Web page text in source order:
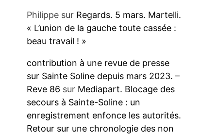
Philippesur Regards. 5 mars. Martelli.
« L’union de la gauche toute cassée :
beau travail ! »
contribution à une revue de presse
sur Sainte Soline depuis mars 2023. –
Reve 86 sur Mediapart. Blocage des
secours à Sainte-Soline : un
enregistrement enfonce les autorités.
Retour sur une chronologie des non